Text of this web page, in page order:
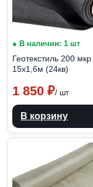
● В наличии: 1 шт
Геотекстиль 200 мкр
15х1,6м (24кв)
1 850 ₽/ шт
В корзину